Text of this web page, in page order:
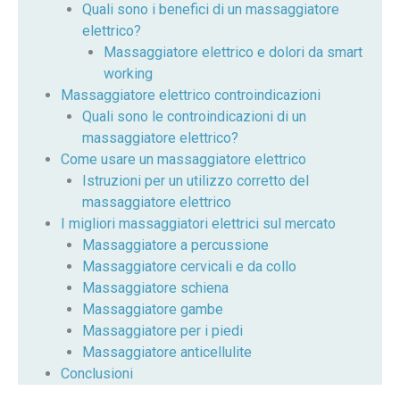
Quali sono i benefici di un massaggiatore
elettrico?
Massaggiatore elettrico e dolori da smart
working
Massaggiatore elettrico controindicazioni
Quali sono le controindicazioni di un
massaggiatore elettrico?
Come usare un massaggiatore elettrico
Istruzioni per un utilizzo corretto del
massaggiatore elettrico
I migliori massaggiatori elettrici sul mercato
Massaggiatore a percussione
Massaggiatore cervicali e da collo
Massaggiatore schiena
Massaggiatore gambe
Massaggiatore per i piedi
Massaggiatore anticellulite
Conclusioni